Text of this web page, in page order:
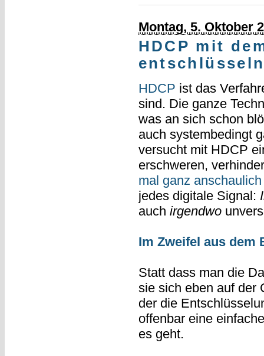
Montag, 5. Oktober
HDCP mit
HDCP ist das
sind. Die ganze
was an sich schon
auch systembedingt
versucht mit HDCP
erschweren,
mal ganz
jedes digitale Signal:
auch irgendwo
Im Zweifel aus dem
Statt dass man die
sie sich eben auf der
der die
offenbar eine
es geht.